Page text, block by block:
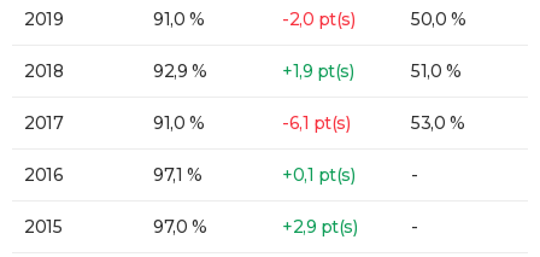
2019 91,0 % -2,0 pt(s) 50,0 %
2018 92,9 % +1,9 pt(s) 51,0 %
2017 91,0 % -6,1 pt(s) 53,0 %
2016 97,1 % +0,1 pt(s) -
2015 97,0 % +2,9 pt(s) -